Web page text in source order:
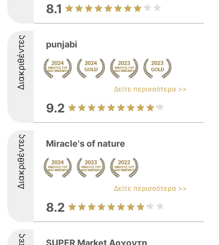
8.1
Διακριθέντες punjabi
Δείτε περισσότερα >>
9.2
Διακριθέντες Miracle's of nature
Δείτε περισσότερα >>
8.2
SUPER Market Αρχοντη